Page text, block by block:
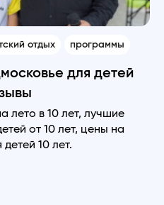
отдых программы
для детей
лето в 10 лет, лучшие
от 10 лет, цены на
10 лет.